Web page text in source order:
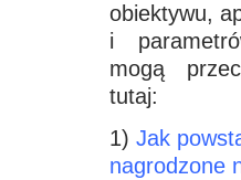
obiektywu,
i
mogą
tutaj:
1) Jak
nagrodzone